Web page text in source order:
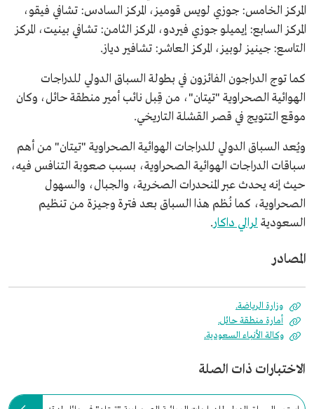
المركز الخامس: جوزي لويس قوميز، المركز السادس: تشافي فيقو،
المركز السابع: إيميلو جوزي فيردو، المركز الثامن: تشافي بينيت، المركز
التاسع: جينيز لوبيز، المركز العاشر: تشافير دياز.
كما توج الدراجون الفائزون في بطولة السباق الدولي للدراجات
الهوائية الصحراوية "تيتان"، من قِبل نائب أمير منطقة حائل، وكان
موقع التتويج في قصر القشلة التاريخي.
ويُعد السباق الدولي للدراجات الهوائية الصحراوية "تيتان" من أهم
سباقات الدراجات الهوائية الصحراوية، بسبب صعوبة التنافس فيه،
حيث إنه يحدث عبر المنحدرات الصخرية، والجبال، والسهول
الصحراوية، كما نُظم هذا السباق بعد فترة وجيزة من تنظيم
السعودية لرالي داكار.
المصادر
وزارة الرياضة.
أمارة منطقة حائل.
وكالة الأنباء السعودية.
الاختبارات ذات الصلة